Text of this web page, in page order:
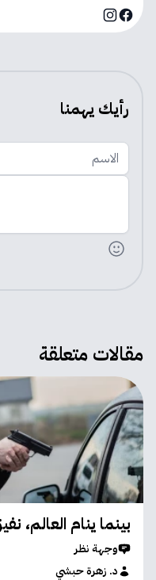
Facebook
Instagram
رأيك يهمنا
الاسم
اضف تعليقك
مقالات متعلقة
بينما ينام العالم،
وجهة نظر
د. زهرة حبشي